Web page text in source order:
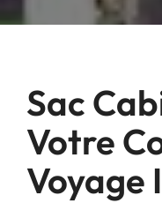
Sac
Votre
Voyage